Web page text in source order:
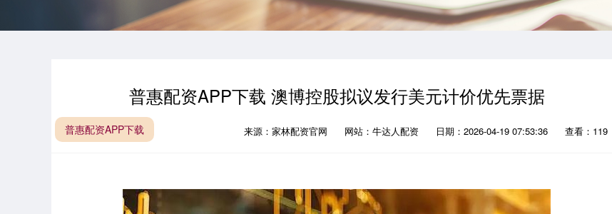
普惠配资APP下载 澳博控股拟议发行美元计价优先票据
普惠配资APP下载 来源：家林配资官网 网站：牛达人配资 日期：2026-04-19 07:53:36 查看：119